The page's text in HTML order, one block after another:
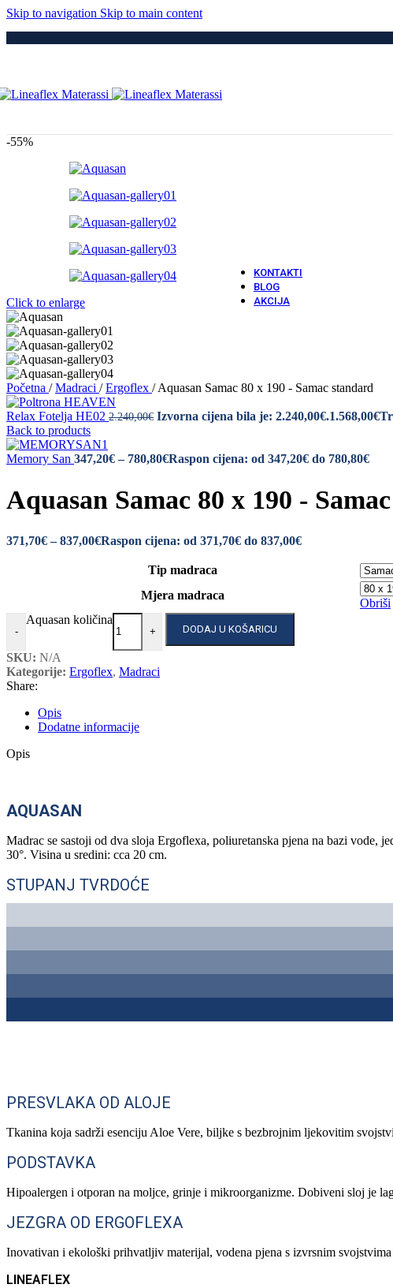
Skip to navigation Skip to main content
Drvene
Metalni Okvir
KONTAKTI
BLOG
AKCIJA
-55%
Click to enlarge
Početna / Madraci / Ergoflex / Aquasan Samac 80 x 190 - Samac standard
Relax Fotelja HE02 2.240,00€ Izvorna cijena bila je: 2.240,00€.1.568,00€
Back to products
Memory San 347,20€ – 780,80€Raspon cijena: od 347,20€ do 780,80€
Aquasan Samac 80 x 190 -
371,70€ – 837,00€Raspon cijena: od 371,70€ do 837,00€
Tip madraca
Mjera madraca
Obriši
-
Aquasan količina
+ DODAJ U KOŠARICU
SKU: N/A
Kategorije: Ergoflex, Madraci
Share:
Opis
Dodatne informacije
Opis
AQUASAN
Madrac se sastoji od dva sloja Ergoflexa, poliuretanska pjena na bazi vode,
30°. Visina u sredini: cca 20 cm.
STUPANJ TVRDOĆE
PRESVLAKA OD ALOJE
Tkanina koja sadrži esenciju Aloe Vere, biljke s bezbrojnim ljekovitim
PODSTAVKA
Hipoalergen i otporan na moljce, grinje i mikroorganizme. Dobiveni sloj je
JEZGRA OD ERGOFLEXA
Inovativan i ekološki prihvatljiv materijal, vodena pjena s izvrsnim
LINEAFLEX